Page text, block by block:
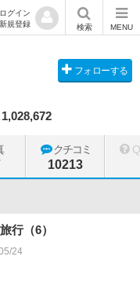
ログイン
新規登録
検索 MENU
フォローする
1,028,672
クチコミ
10213
行（6）
24